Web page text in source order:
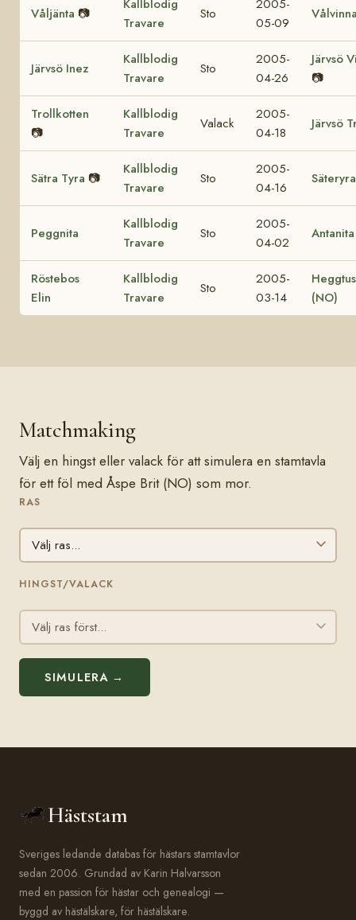
Våljänta 📷
Kallblodig
Travare
Sto
2005-
05-09
Järvsö Inez
Kallblodig
Travare
Sto
2005-
04-26
Järvsö
📷
Trollkotten
📷
Kallblodig
Travare
Valack
2005-
04-18
Järvsö
Sätra Tyra 📷
Kallblodig
Travare
Sto
2005-
04-16
Säteryra
Peggnita
Kallblodig
Travare
Sto
2005-
04-02
Antanita
Röstebos
Elin
Kallblodig
Travare
Sto
2005-
03-14
(NO)
Matchmaking
Välj en hingst eller valack för att simulera en stamtavla
för ett föl med Åspe Brit (NO) som mor.
RAS
HINGST/VALACK
SIMULERA →
Häststam
Sveriges ledande databas för hästars stamtavlor
sedan 2006. Grundad av Karin Halvarsson
med en passion för hästar och genealogi —
byggd av hästälskare, för hästälskare.